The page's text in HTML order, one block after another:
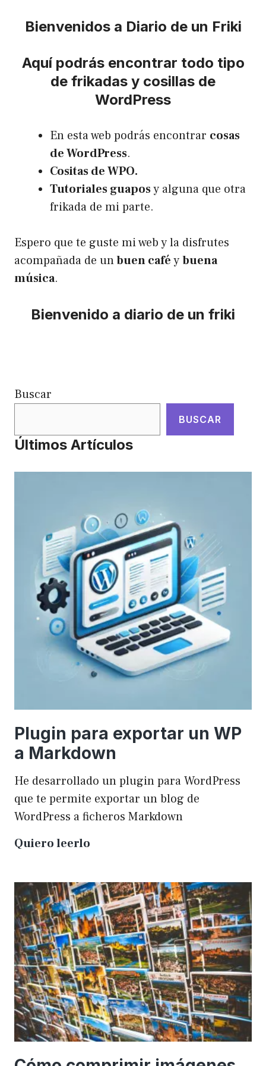
Bienvenidos a Diario de un Friki
Aquí podrás encontrar todo tipo
de frikadas y cosillas de
WordPress
En esta web podrás encontrar cosas
de WordPress.
Cositas de WPO.
Tutoriales guaposy alguna que otra
frikada de mi parte.
Espero que te guste mi web y la disfrutes
acompañada de unbuen caféybuena
música.
Bienvenido a diario de un friki
Buscar
BUSCAR
Últimos Artículos
Plugin para exportar un WP
a Markdown
He desarrollado un plugin para WordPress
que te permite exportar un blog de
WordPress a ficheros Markdown
Quiero leerlo
exportar
un
WP
a
Markdown